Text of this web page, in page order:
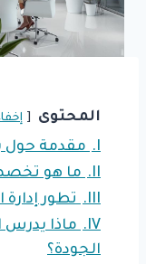
المحتوى
I.
مقدمة حول
II.
ما هو
III.
تطور
IV.
ماذا يدرس
الجودة؟